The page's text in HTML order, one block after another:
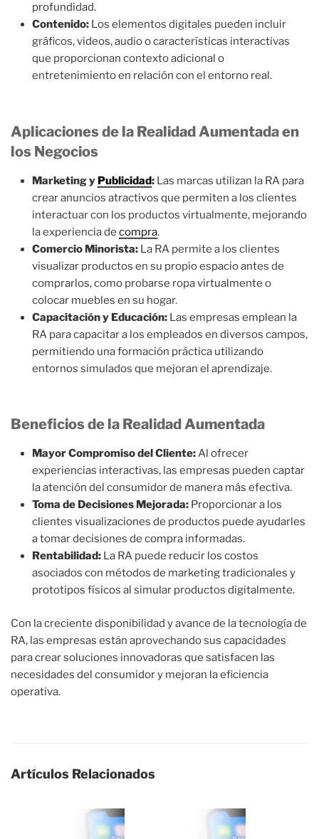
profundidad.
Contenido: Los elementos digitales pueden incluir
gráficos, videos, audio o características interactivas
que proporcionan contexto adicional o
entretenimiento en relación con el entorno real.
Aplicaciones de la Realidad Aumentada en
los Negocios
Marketing y Publicidad: Las marcas utilizan la RA para
crear anuncios atractivos que permiten a los clientes
interactuar con los productos virtualmente, mejorando
la experiencia de compra.
Comercio Minorista: La RA permite a los clientes
visualizar productos en su propio espacio antes de
comprarlos, como probarse ropa virtualmente o
colocar muebles en su hogar.
Capacitación y Educación: Las empresas emplean la
RA para capacitar a los empleados en diversos campos,
permitiendo una formación práctica utilizando
entornos simulados que mejoran el aprendizaje.
Beneficios de la Realidad Aumentada
Mayor Compromiso del Cliente:Al ofrecer
experiencias interactivas, las empresas pueden captar
la atención del consumidor de manera más efectiva.
Toma de Decisiones Mejorada: Proporcionar a los
clientes visualizaciones de productos puede ayudarles
a tomar decisiones de compra informadas.
Rentabilidad: La RA puede reducir los costos
asociados con métodos de marketing tradicionales y
prototipos físicos al simular productos digitalmente.
Con la creciente disponibilidad y avance de la tecnología de
RA, las empresas están aprovechando sus capacidades
para crear soluciones innovadoras que satisfacen las
necesidades del consumidor y mejoran la eficiencia
operativa.
Artículos Relacionados